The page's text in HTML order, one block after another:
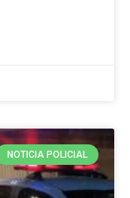
NOTICIA POLICIAL